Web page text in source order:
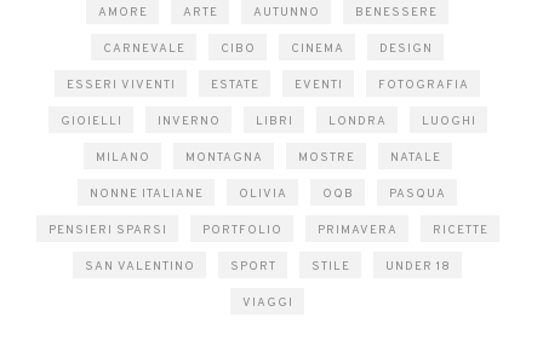
AMORE ARTE AUTUNNO BENESSERE
CARNEVALE CIBO CINEMA DESIGN
ESSERI VIVENTI ESTATE EVENTI FOTOGRAFIA
GIOIELLI INVERNO LIBRI LONDRA LUOGHI
MILANO MONTAGNA MOSTRE NATALE
NONNE ITALIANE OLIVIA OQB PASQUA
PENSIERI SPARSI PORTFOLIO PRIMAVERA RICETTE
SAN VALENTINO SPORT STILE UNDER 18
VIAGGI